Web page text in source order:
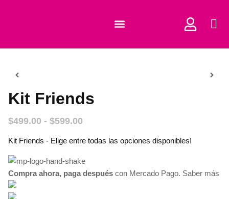
Kit Friends
$499.00 - $599.00
Kit Friends - Elige entre todas las opciones disponibles!
Compra ahora, paga después con Mercado Pago. Saber más